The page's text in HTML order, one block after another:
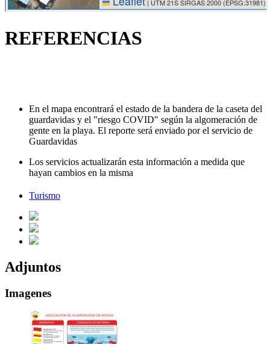
REFERENCIAS
En el mapa encontrará el estado de la bandera de la caseta del
guardavidas y el "riesgo COVID" según la algomeración de
gente en la playa. El reporte será enviado por el servicio de
Guardavidas
Los servicios actualizarán esta información a medida que
hayan cambios en la misma
Turismo
Adjuntos
Imagenes